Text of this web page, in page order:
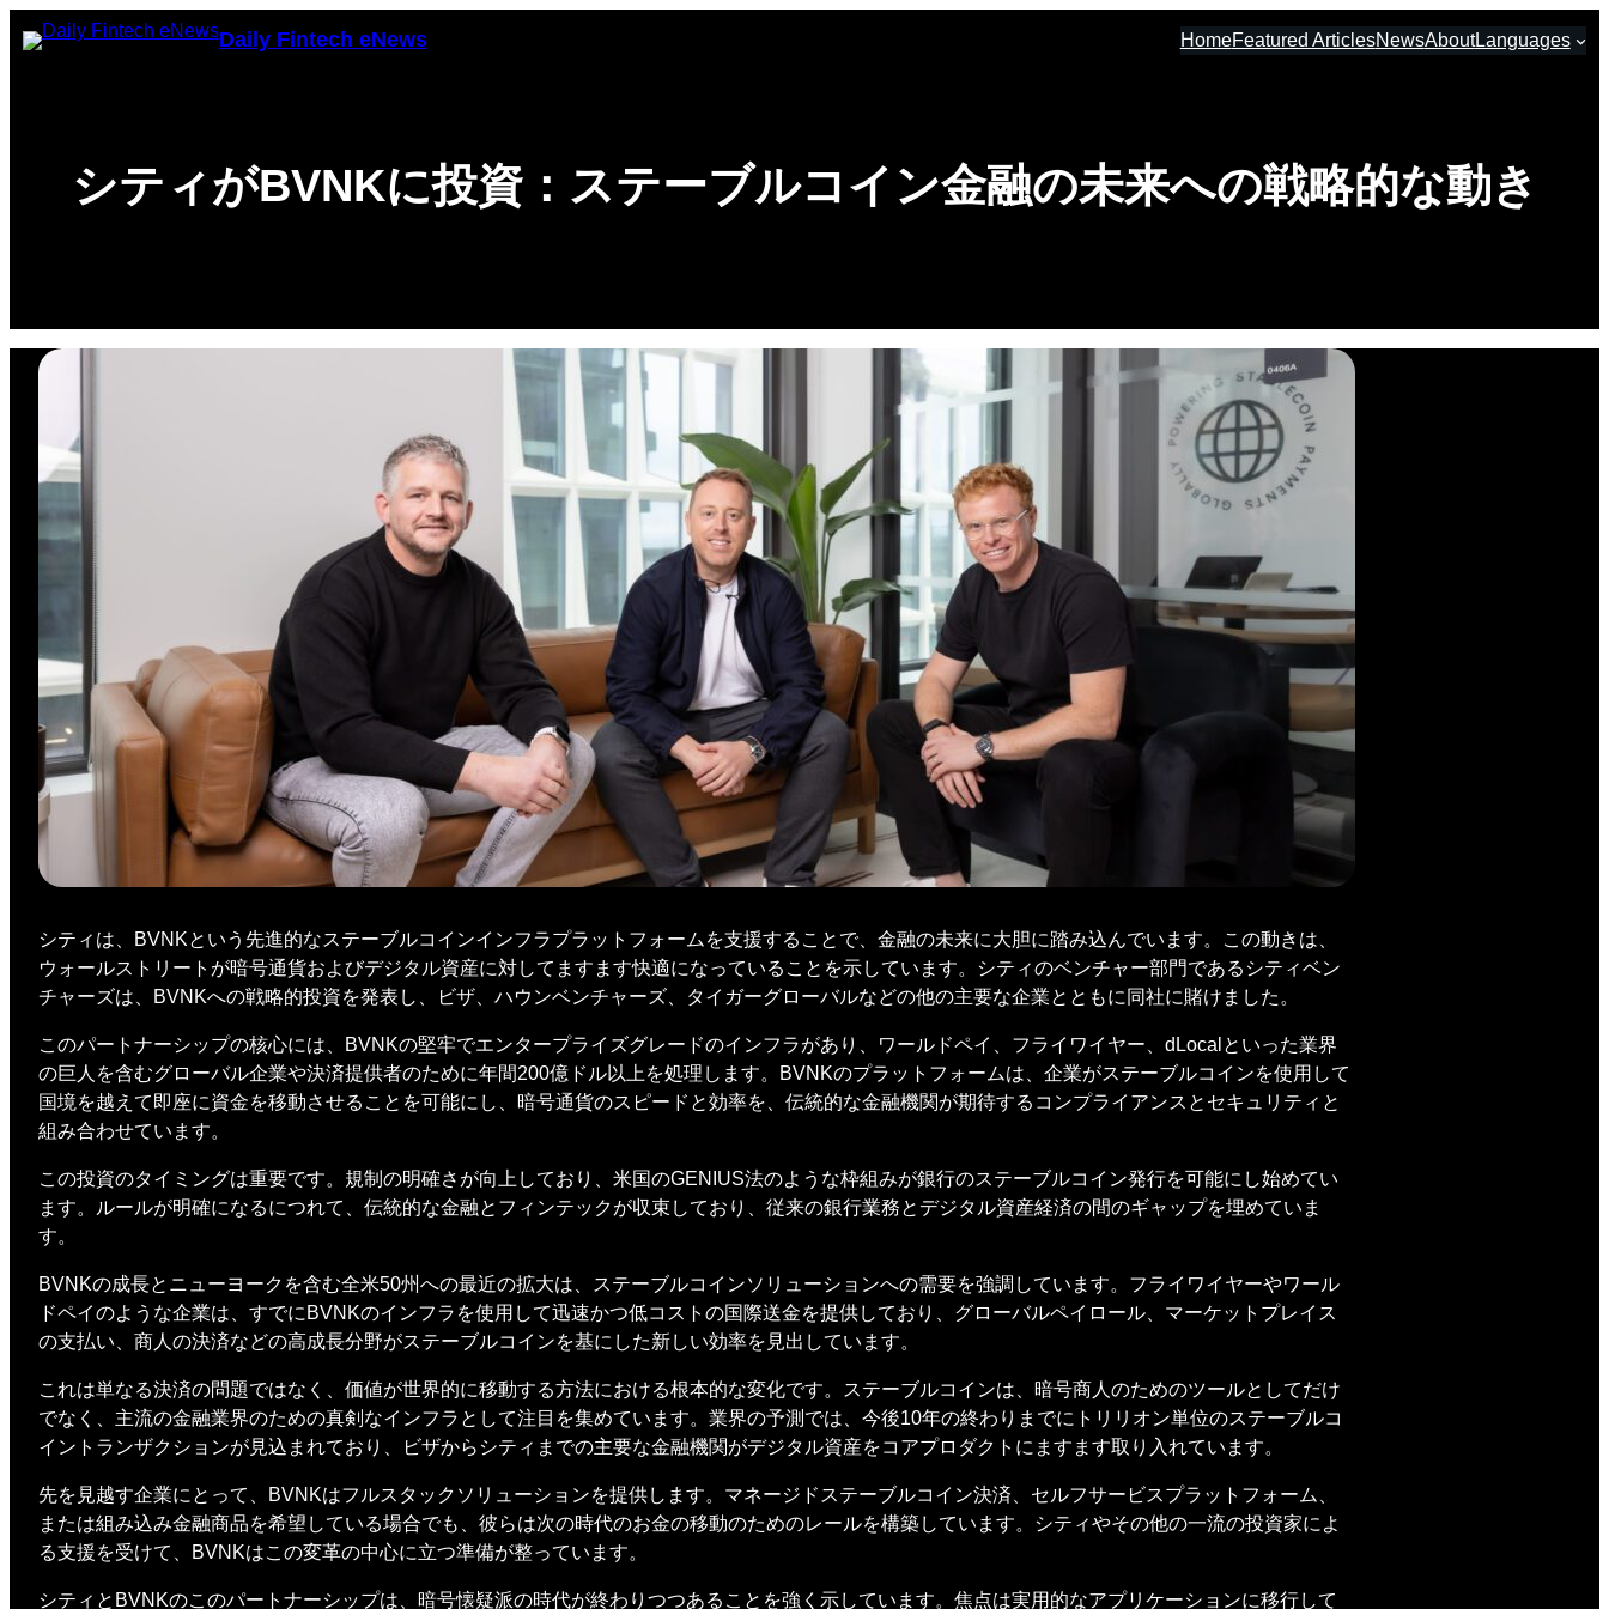
Chuyển
đến
Daily Fintech eNews HomeFeatured ArticlesNewsAboutLanguages
シティがBVNKに投資：ステーブルコイン金融の未来への戦略的な動き
シティは、BVNKという先進的なステーブルコインインフラプラットフォームを支援することで、金融の未来に大胆に踏み込んでいます。この動きは、
ウォールストリートが暗号通貨およびデジタル資産に対してますます快適になっていることを示しています。シティのベンチャー部門であるシティベン
チャーズは、BVNKへの戦略的投資を発表し、ビザ、ハウンベンチャーズ、タイガーグローバルなどの他の主要な企業とともに同社に賭けました。
このパートナーシップの核心には、BVNKの堅牢でエンタープライズグレードのインフラがあり、ワールドペイ、フライワイヤー、dLocalといった業界
の巨人を含むグローバル企業や決済提供者のために年間200億ドル以上を処理します。BVNKのプラットフォームは、企業がステーブルコインを使用して
国境を越えて即座に資金を移動させることを可能にし、暗号通貨のスピードと効率を、伝統的な金融機関が期待するコンプライアンスとセキュリティと
組み合わせています。
この投資のタイミングは重要です。規制の明確さが向上しており、米国のGENIUS法のような枠組みが銀行のステーブルコイン発行を可能にし始めてい
ます。ルールが明確になるにつれて、伝統的な金融とフィンテックが収束しており、従来の銀行業務とデジタル資産経済の間のギャップを埋めていま
す。
BVNKの成長とニューヨークを含む全米50州への最近の拡大は、ステーブルコインソリューションへの需要を強調しています。フライワイヤーやワール
ドペイのような企業は、すでにBVNKのインフラを使用して迅速かつ低コストの国際送金を提供しており、グローバルペイロール、マーケットプレイス
の支払い、商人の決済などの高成長分野がステーブルコインを基にした新しい効率を見出しています。
これは単なる決済の問題ではなく、価値が世界的に移動する方法における根本的な変化です。ステーブルコインは、暗号商人のためのツールとしてだけ
でなく、主流の金融業界のための真剣なインフラとして注目を集めています。業界の予測では、今後10年の終わりまでにトリリオン単位のステーブルコ
イントランザクションが見込まれており、ビザからシティまでの主要な金融機関がデジタル資産をコアプロダクトにますます取り入れています。
先を見越す企業にとって、BVNKはフルスタックソリューションを提供します。マネージドステーブルコイン決済、セルフサービスプラットフォーム、
または組み込み金融商品を希望している場合でも、彼らは次の時代のお金の移動のためのレールを構築しています。シティやその他の一流の投資家によ
る支援を受けて、BVNKはこの変革の中心に立つ準備が整っています。
シティとBVNKのこのパートナーシップは、暗号懐疑派の時代が終わりつつあることを強く示しています。焦点は実用的なアプリケーションに移行して